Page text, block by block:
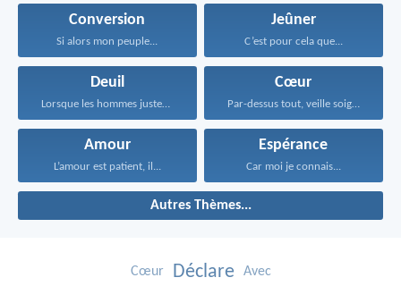
Conversion
Si alors mon peuple...
Jeûner
C’est pour cela que...
Deuil
Lorsque les hommes justes...
Cœur
Par-dessus tout, veille soigneusement...
Amour
L’amour est patient, il...
Espérance
Car moi je connais...
Autres Thèmes...
Cœur Déclare Avec